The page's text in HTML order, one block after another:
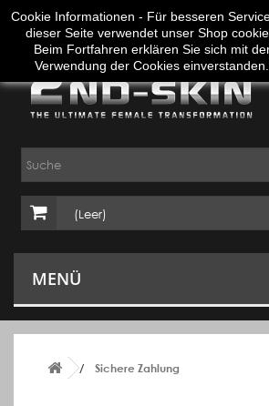
Anmelden Deutsch
(Leer)
MENÜ
Sichere Zahlung
Cookie Informationen - Für besseren
dieser Seite verwendet unser Shop
Beim Fortfahren erklären Sie sich mit
Verwendung der Cookies einverstanden.